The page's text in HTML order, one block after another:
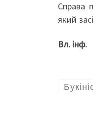
Справа
який
Вл. інф.